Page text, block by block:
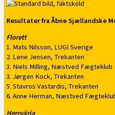
Resultater fra Åbne Sjællandske
Florett
1. Mats Nilsson, LUGI Sverige
2. Lene Jensen, Trekanten
3. Niels Milling, Næstved Fægteklub
3. Jørgen Kock, Trekanten
5. Stavros Vastardis, Trekanten
6. Anne Herman, Næstved